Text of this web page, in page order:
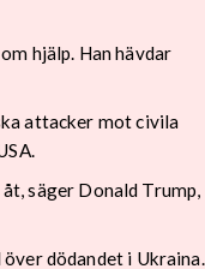
hjälp. Han hävdar
attacker mot civila
säger Donald Trump,
dödandet i Ukraina.